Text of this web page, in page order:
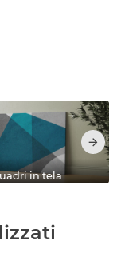
in tela